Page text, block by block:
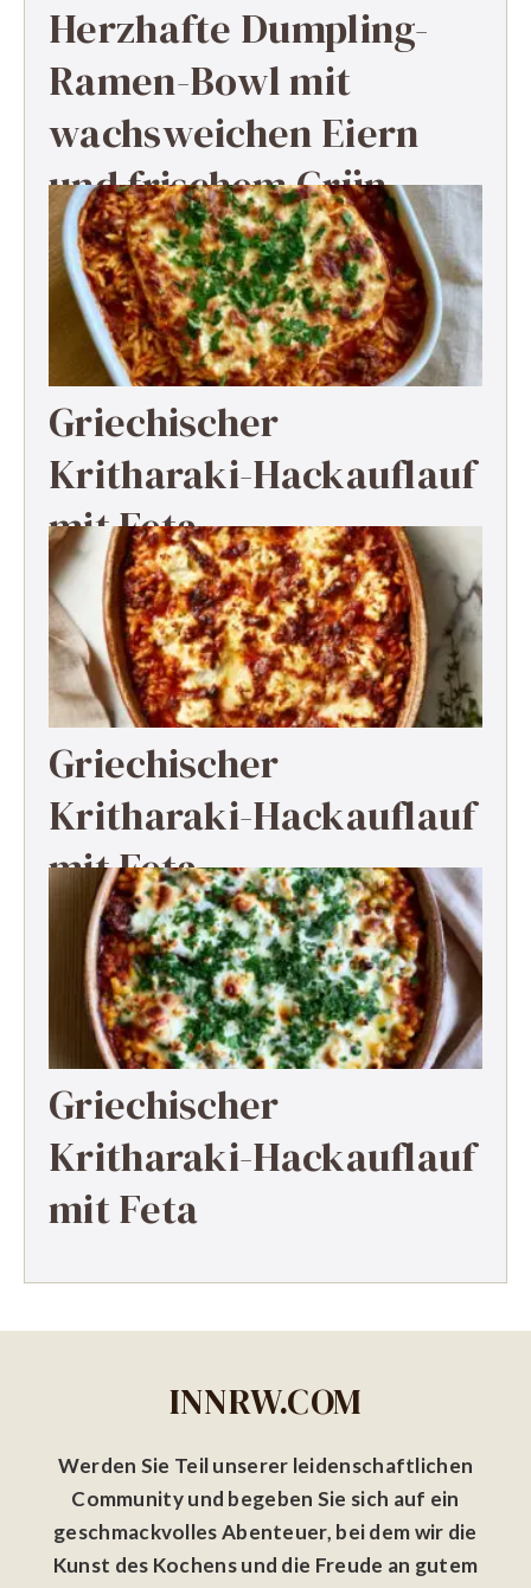
Herzhafte Dumpling-
Ramen-Bowl mit
wachsweichen Eiern
und frischem Grün
Griechischer
Kritharaki-Hackauflauf
mit Feta
Griechischer
Kritharaki-Hackauflauf
mit Feta
Griechischer
Kritharaki-Hackauflauf
mit Feta
INNRW.COM
Werden Sie Teil unserer leidenschaftlichen
Community und begeben Sie sich auf ein
geschmackvolles Abenteuer, bei dem wir die
Kunst des Kochens und die Freude an gutem